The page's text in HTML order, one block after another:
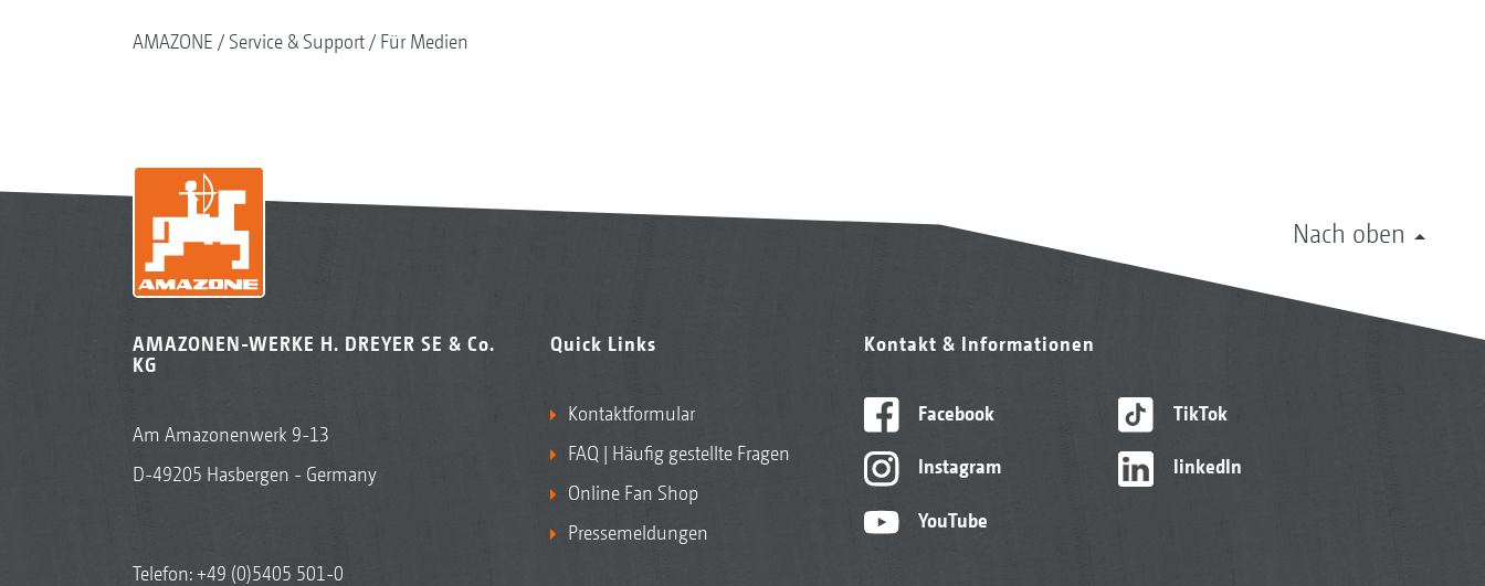
AMAZONE Service & Support Für Medien
Nach oben
AMAZONEN-WERKE H. DREYER SE & Co.
KG
Am Amazonenwerk 9-13
D-49205 Hasbergen - Germany
Telefon:+49 (0)5405 501-0
Quick Links
Kontaktformular
FAQ | Häufig gestellte Fragen
Online Fan Shop
Pressemeldungen
Kontakt & Informationen
Facebook
Instagram
YouTube
TikTok
linkedIn